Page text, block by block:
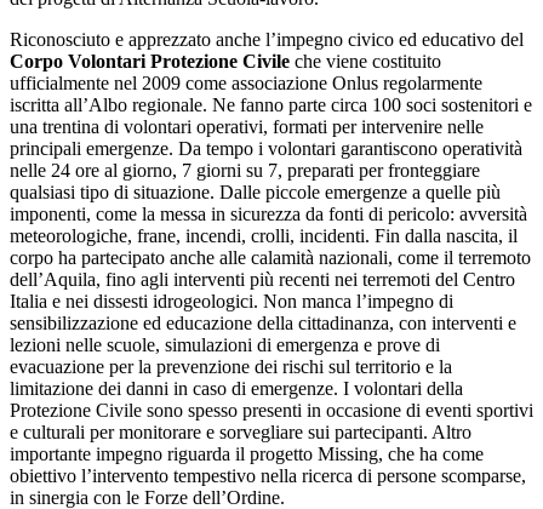
Riconosciuto e apprezzato anche l’impegno civico ed educativo del
Corpo Volontari Protezione Civile che viene costituito
ufficialmente nel 2009 come associazione Onlus regolarmente
iscritta all’Albo regionale. Ne fanno parte circa 100 soci sostenitori e
una trentina di volontari operativi, formati per intervenire nelle
principali emergenze. Da tempo i volontari garantiscono operatività
nelle 24 ore al giorno, 7 giorni su 7, preparati per fronteggiare
qualsiasi tipo di situazione. Dalle piccole emergenze a quelle più
imponenti, come la messa in sicurezza da fonti di pericolo: avversità
meteorologiche, frane, incendi, crolli, incidenti. Fin dalla nascita, il
corpo ha partecipato anche alle calamità nazionali, come il terremoto
dell’Aquila, fino agli interventi più recenti nei terremoti del Centro
Italia e nei dissesti idrogeologici. Non manca l’impegno di
sensibilizzazione ed educazione della cittadinanza, con interventi e
lezioni nelle scuole, simulazioni di emergenza e prove di
evacuazione per la prevenzione dei rischi sul territorio e la
limitazione dei danni in caso di emergenze. I volontari della
Protezione Civile sono spesso presenti in occasione di eventi sportivi
e culturali per monitorare e sorvegliare sui partecipanti. Altro
importante impegno riguarda il progetto Missing, che ha come
obiettivo l’intervento tempestivo nella ricerca di persone scomparse,
in sinergia con le Forze dell’Ordine.